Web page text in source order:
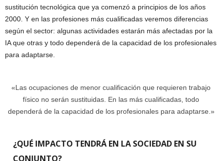
sustitución tecnológica que ya comenzó a principios de los años
2000. Y en las profesiones más cualificadas veremos diferencias
según el sector: algunas actividades estarán más afectadas por la
IA que otras y todo dependerá de la capacidad de los profesionales
para adaptarse.
«Las ocupaciones de menor cualificación que requieren trabajo
físico no serán sustituidas. En las más cualificadas, todo
dependerá de la capacidad de los profesionales para adaptarse.»
¿QUÉ IMPACTO TENDRÁ EN LA SOCIEDAD EN SU
CONJUNTO?